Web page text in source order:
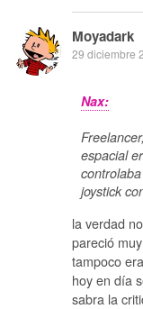
Moyadark
29 diciembre
Nax:
espacial
joystick
la verdad
pareció
tampoco
hoy en día
sabra la